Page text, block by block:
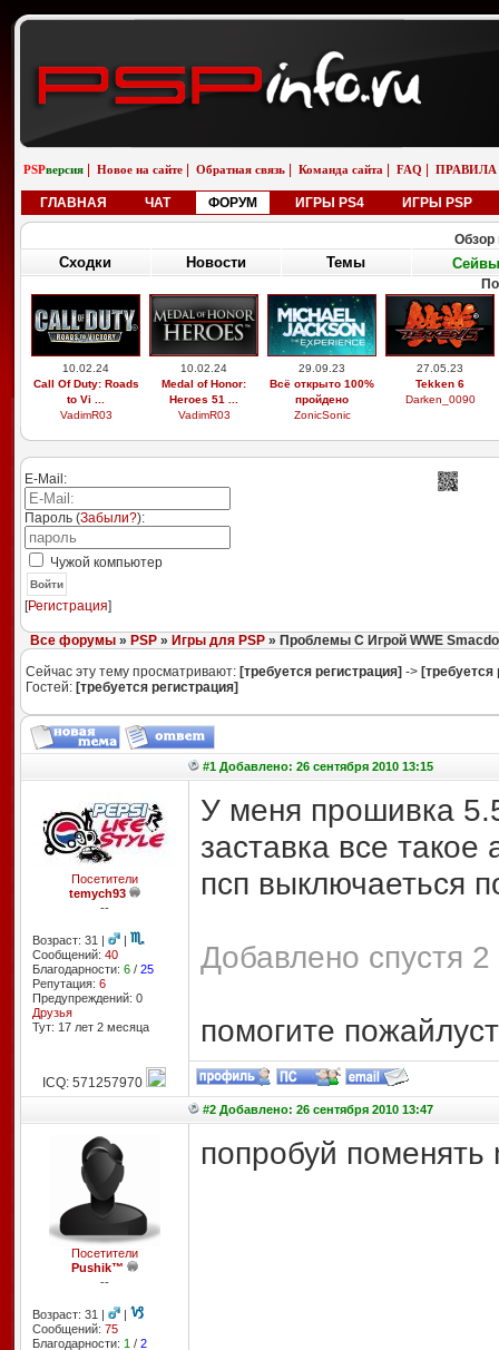
PSPверсия Новое на сайте Обратная связь Команда сайта FAQ ПРАВИЛА
ГЛАВНАЯ ЧАТ ФОРУМ ИГРЫ PS4 ИГРЫ PSP
Обзор
Сходки Новости Темы Сейвы
10.02.24
Call Of Duty: Roads
to Vi ...
VadimR03
10.02.24
Medal of Honor:
Heroes 51 ...
VadimR03
29.09.23
Всё открыто 100%
пройдено
ZonicSonic
27.05.23
Tekken 6
Darken_0090
E-Mail:
Пароль (Забыли?):
Чужой компьютер
Войти
[Регистрация]
Все форумы» PSP» Игры для PSP» Проблемы С Игрой WWE
Сейчас эту тему просматривают: [требуется регистрация] -> [требуется
Гостей: [требуется регистрация]
#1 Добавлено: 26 сентября 2010 13:15
Посетители
temych93
--
Возраст: 31 |
|
Сообщений: 40
Благодарности: 6/ 25
Репутация: 6
Предупреждений: 0
Друзья
Тут: 17 лет 2 месяцa
У меня прошивка
заставка все
псп выключаеться
Добавлено спустя
помогите
ICQ: 571257970
#2 Добавлено: 26 сентября 2010 13:47
Посетители
Pushik™
--
Возраст: 31 |
|
Сообщений: 75
Благодарности: 1 / 2
попробуй